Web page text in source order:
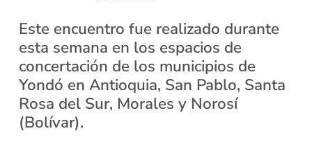
Este encuentro fue realizado durante
esta semana en los espacios de
concertación de los municipios de
Yondó en Antioquia, San Pablo, Santa
Rosa del Sur, Morales y Norosí
(Bolívar).